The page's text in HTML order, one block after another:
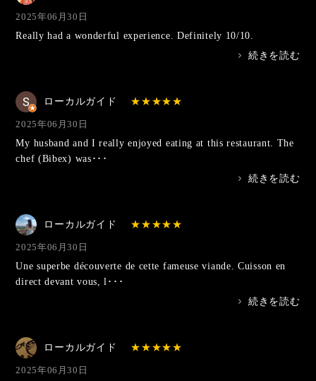
2025年06月30日
Really had a wonderful experience. Definitely 10/10.
>
続きを読む
ローカルガイド
2025年06月30日
My husband and I really enjoyed eating at this restaurant. The
chef (Bibex) was･･･
>
続きを読む
ローカルガイド
2025年06月30日
Une superbe découverte de cette fameuse viande. Cuisson en
direct devant vous, l･･･
>
続きを読む
ローカルガイド
2025年06月30日